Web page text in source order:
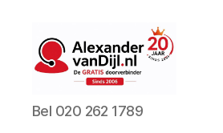
AlexandervanDijl.nl
Bel 020 262 1789